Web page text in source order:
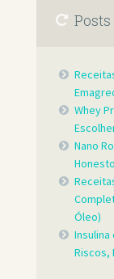
Whey
Nano
Honesto
Óleo)
Insulina
Riscos,